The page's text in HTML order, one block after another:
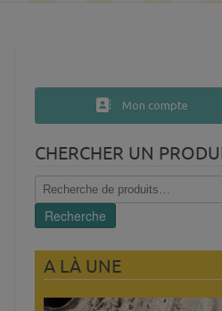
Mon compte
CHERCHER UN
Recherche
pour :
Recherche
A LÀ UNE